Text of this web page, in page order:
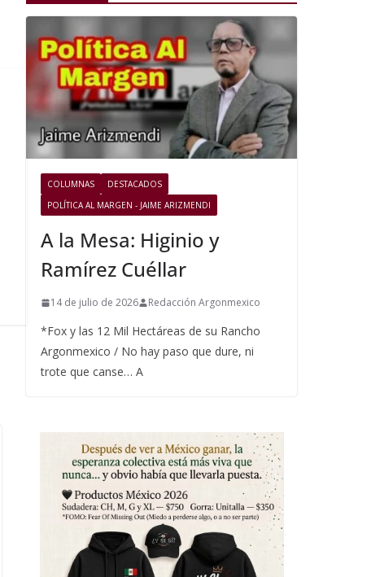
COLUMNAS
DESTACADOS
POLÍTICA AL MARGEN - JAIME ARIZMENDI
A la Mesa: Higinio y
Ramírez Cuéllar
14 de julio de 2026 Redacción Argonmexico
*Fox y las 12 Mil Hectáreas de su Rancho
Argonmexico / No hay paso que dure, ni
trote que canse… A